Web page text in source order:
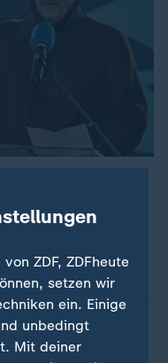
im Kloster
um die
für
Missbrauch
ZDF, ZDFheute
setzen wir
ein. Einige
unbedingt
Mit deiner